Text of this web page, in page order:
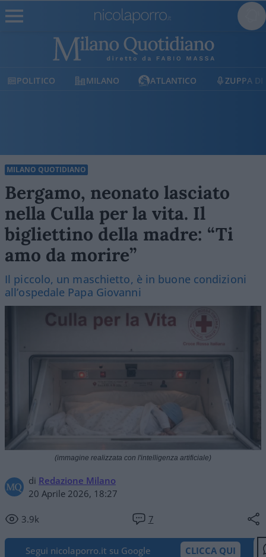
POLITICO MILANO ATLANTICO ZUPPA DI
MILANO QUOTIDIANO
Bergamo, neonato lasciato
nella Culla per la vita. Il
bigliettino della madre: “Ti
amo da morire”
Il piccolo, un maschietto, è in buone condizioni
all’ospedale Papa Giovanni
di Redazione Milano
20 Aprile 2026, 18:27
3.9k 7
(immagine realizzata con l'intelligenza artificiale)
Segui nicolaporro.it su Google CLICCA QUI